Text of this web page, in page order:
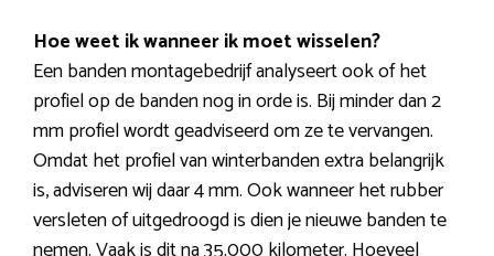
Hoe weet ik wanneer ik moet wisselen?
Een banden montagebedrijf analyseert ook of het
profiel op de banden nog in orde is. Bij minder dan 2
mm profiel wordt geadviseerd om ze te vervangen.
Omdat het profiel van winterbanden extra belangrijk
is, adviseren wij daar 4 mm. Ook wanneer het rubber
versleten of uitgedroogd is dien je nieuwe banden te